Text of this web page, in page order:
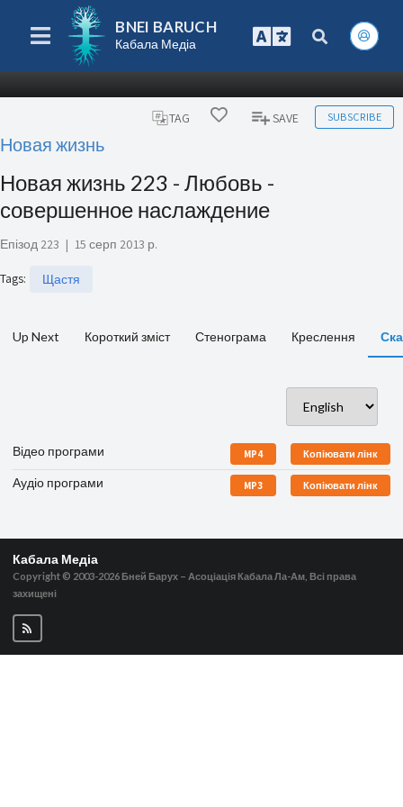
BNEI BARUCH
Кабала Медіа
TAG SAVE SUBSCRIBE
Новая жизнь
Новая жизнь 223 - Любовь -
совершенное наслаждение
Епізод 223 | 15 серп 2013 р.
Tags: Щастя
Up Next Короткий зміст Стенограма Креслення
Відео програми MP4 Копіювати лінк
Аудіо програми MP3 Копіювати лінк
Кабала Медіа
Copyright © 2003-2026 Бней Барух – Асоціація Кабала Ла-Ам, Всі права
захищені